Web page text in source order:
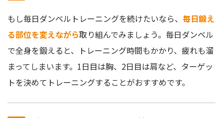
もし毎日ダンベルトレーニングを続けたいなら、 毎日鍛え
る部位を変えながら取り組んでみましょう。毎日ダンベル
で全身を鍛えると、トレーニング時間もかかり、疲れも溜
まってしまいます。1日目は胸、2日目は肩など、ターゲッ
トを決めてトレーニングすることがおすすめです。